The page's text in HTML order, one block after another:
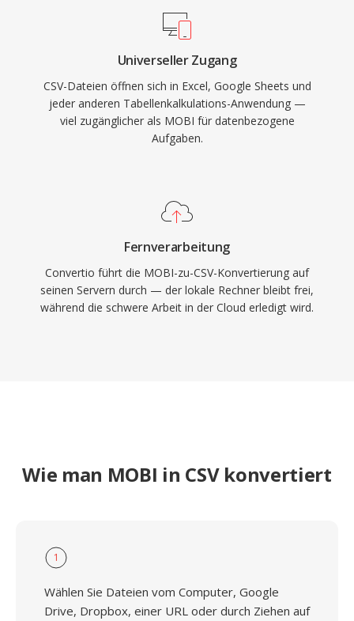
Universeller Zugang
CSV-Dateien öffnen sich in Excel, Google Sheets und
jeder anderen Tabellenkalkulations-Anwendung —
viel zugänglicher als MOBI für datenbezogene
Aufgaben.
Fernverarbeitung
Convertio führt die MOBI-zu-CSV-Konvertierung auf
seinen Servern durch — der lokale Rechner bleibt frei,
während die schwere Arbeit in der Cloud erledigt wird.
Wie man MOBI in CSV konvertiert
1
Wählen Sie Dateien vom Computer, Google
Drive, Dropbox, einer URL oder durch Ziehen auf